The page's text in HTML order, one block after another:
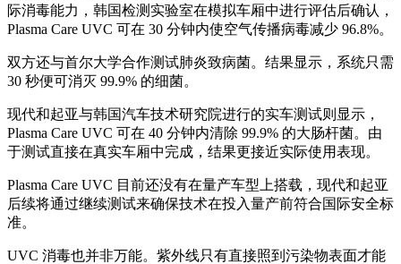
际消毒能力，韩国检测实验室在模拟车厢中进行评估后确认，
Plasma Care UVC 可在 30 分钟内使空气传播病毒减少 96.8%。
双方还与首尔大学合作测试肺炎致病菌。结果显示，系统只需
30 秒便可消灭 99.9% 的细菌。
现代和起亚与韩国汽车技术研究院进行的实车测试则显示，
Plasma Care UVC 可在 40 分钟内清除 99.9% 的大肠杆菌。由
于测试直接在真实车厢中完成，结果更接近实际使用表现。
Plasma Care UVC 目前还没有在量产车型上搭载，现代和起亚
后续将通过继续测试来确保技术在投入量产前符合国际安全标
准。
UVC 消毒也并非万能。紫外线只有直接照到污染物表面才能